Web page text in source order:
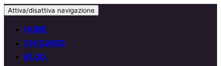
Attiva/disattiva navigazione
HOME
CHI SIAMO
BLOG